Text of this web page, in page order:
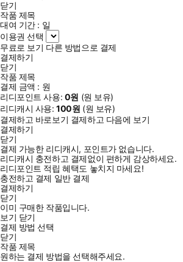
닫기
작품 제목
대여 기간 : 일
이용권 선택
무료로 보기 다른 방법으로 결제
결제하기
닫기
작품 제목
결제 금액 : 원
리디포인트 사용: 0원 (원 보유)
리디캐시 사용:100원 (원 보유)
결제하고 바로보기 결제하고 다음에 보기
결제하기
닫기
결제 가능한 리디캐시, 포인트가 없습니다.
리디캐시 충전하고 결제없이 편하게 감상하세요.
리디포인트 적립 혜택도 놓치지 마세요!
충전하고 결제 일반 결제
결제하기
닫기
이미 구매한 작품입니다.
보기 닫기
결제 방법 선택
닫기
작품 제목
원하는 결제 방법을 선택해주세요.